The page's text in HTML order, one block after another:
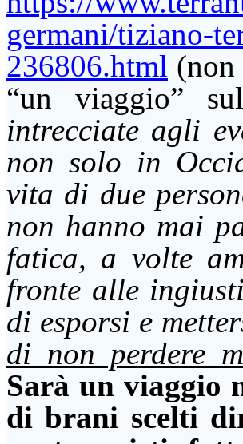
germani/tiziano-
236806.html (non
“un viaggio”
intrecciate agli
non solo in
vita di due
non hanno mai
fatica, a volte
fronte alle
di esporsi e
di non perdere
Sarà un viaggio
di brani scelti